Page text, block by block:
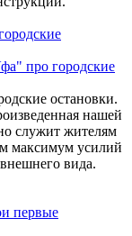
про городские
остановки.
нашей
служит жителям
максимум усилий
вида.